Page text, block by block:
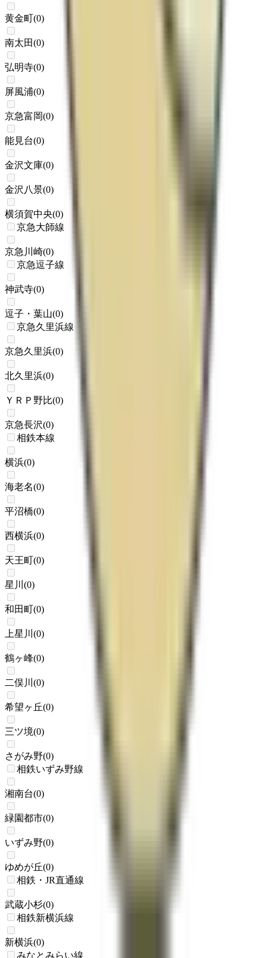
黄金町(0)
南太田(0)
弘明寺(0)
屏風浦(0)
京急富岡(0)
能見台(0)
金沢文庫(0)
金沢八景(0)
横須賀中央(0)
京急大師線
京急川崎(0)
京急逗子線
神武寺(0)
逗子・葉山(0)
京急久里浜線
京急久里浜(0)
北久里浜(0)
ＹＲＰ野比(0)
京急長沢(0)
相鉄本線
横浜(0)
海老名(0)
平沼橋(0)
西横浜(0)
天王町(0)
星川 (0)
和田町(0)
上星川 (0)
鶴ヶ峰(0)
二俣川 (0)
希望ヶ丘(0)
三ツ境(0)
さがみ野(0)
相鉄いずみ野線
湘南台(0)
緑園都市(0)
いずみ野(0)
ゆめが丘(0)
相鉄・JR直通線
武蔵小杉(0)
相鉄新横浜線
新横浜(0)
みなとみらい線